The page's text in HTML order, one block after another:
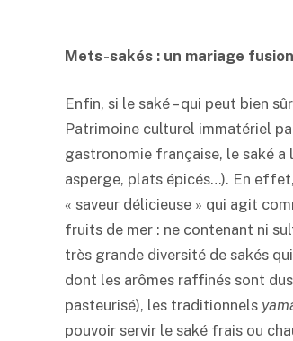
Mets-sakés : un mariage
Enfin, si le saké– qui peut bien
Patrimoine culturel immatériel
gastronomie française, le saké a
asperge, plats épicés…). En
« saveur délicieuse » qui agit
fruits de mer : ne contenant ni
très grande diversité de sakés
dont les arômes raffinés sont
pasteurisé), les traditionnels
pouvoir servir le saké frais ou